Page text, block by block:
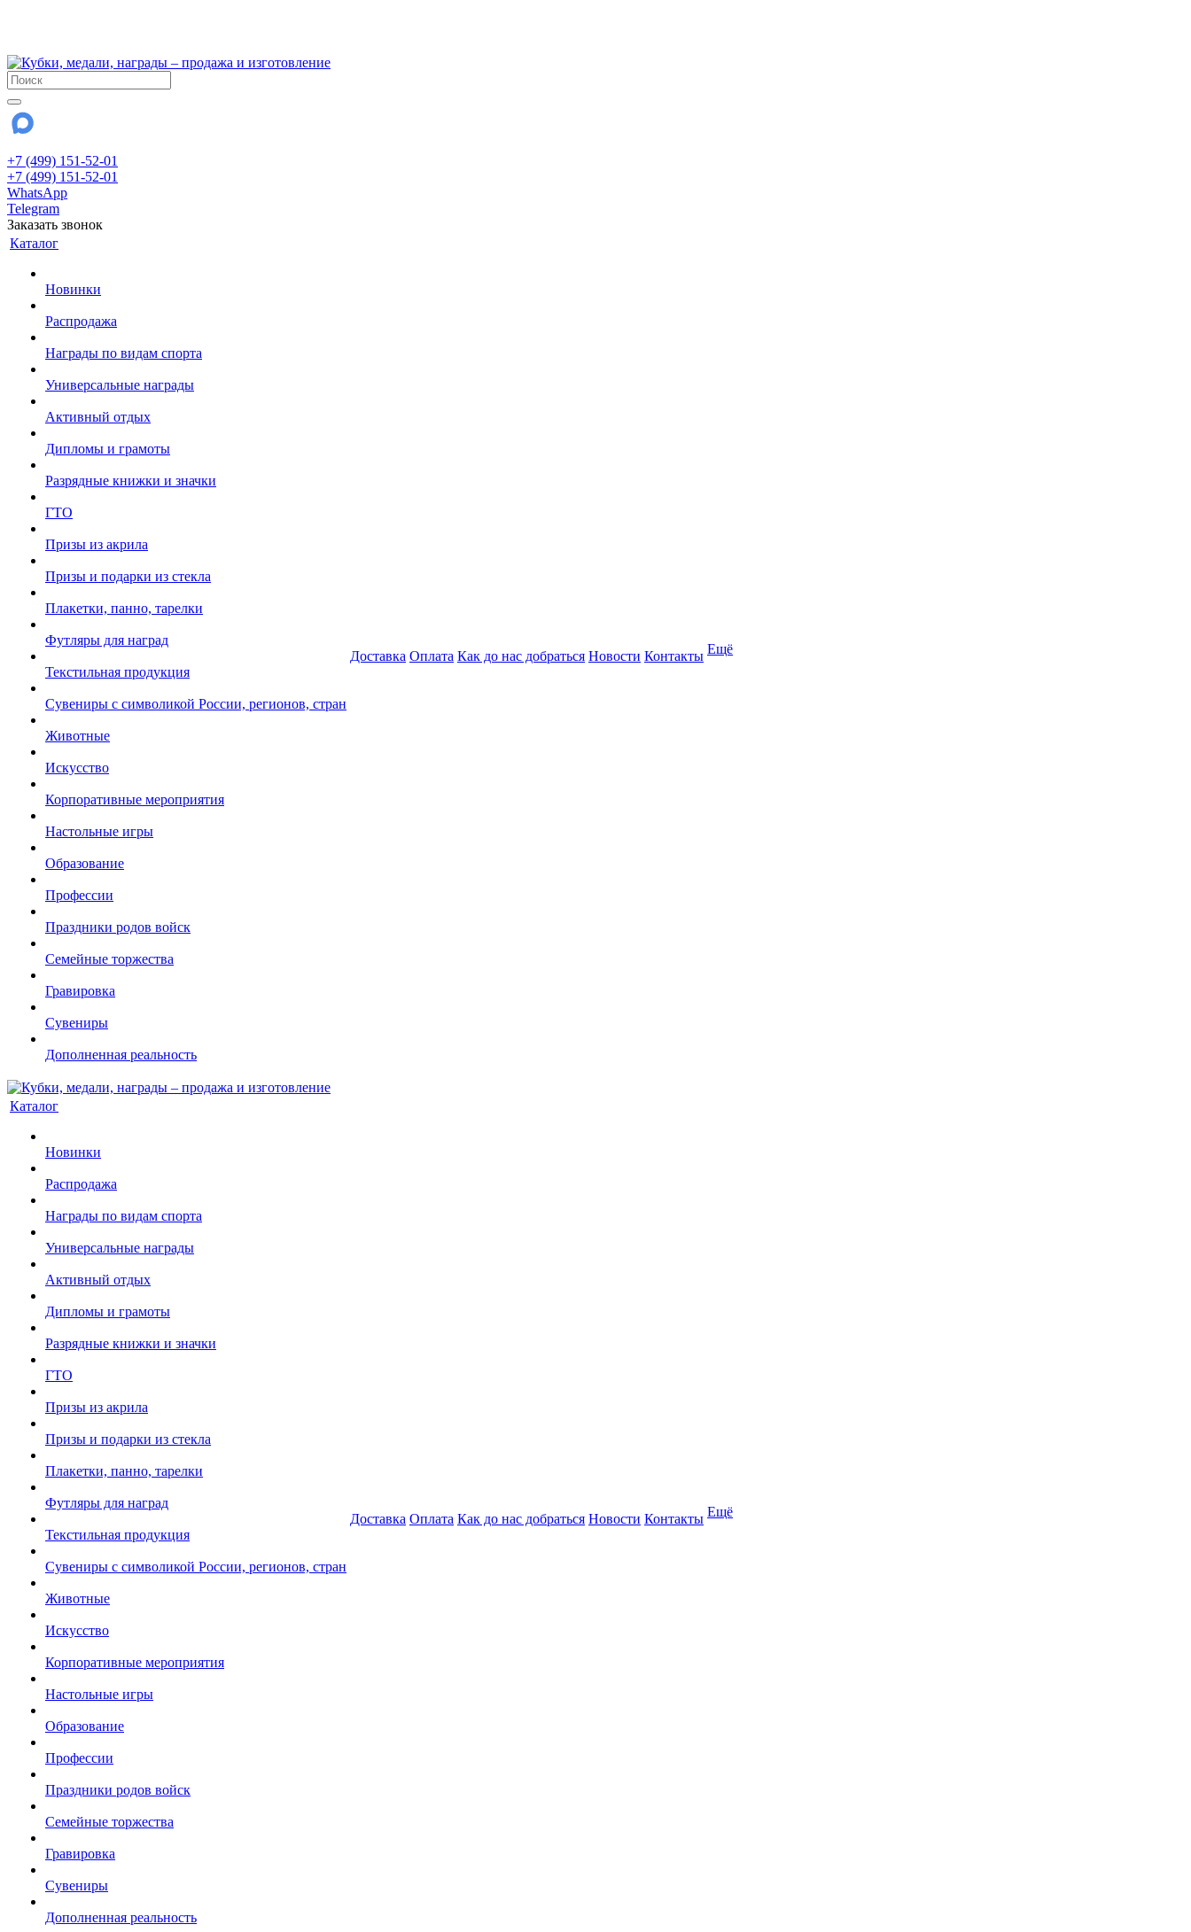
+7 (499) 151-52-01
+7 (499) 151-52-01
WhatsApp
Telegram
Заказать звонок
Каталог
Новинки
Распродажа
Награды по видам спорта
Универсальные награды
Активный отдых
Дипломы и грамоты
Разрядные книжки и значки
ГТО
Призы из акрила
Призы и подарки из стекла
Плакетки, панно, тарелки
Футляры для наград
Текстильная продукция
Сувениры с символикой России, регионов, стран
Животные
Искусство
Корпоративные мероприятия
Настольные игры
Образование
Профессии
Праздники родов войск
Семейные торжества
Гравировка
Сувениры
Дополненная реальность
Доставка Оплата Как до нас добраться Новости Контакты Ещё
Каталог
Новинки
Распродажа
Награды по видам спорта
Универсальные награды
Активный отдых
Дипломы и грамоты
Разрядные книжки и значки
ГТО
Призы из акрила
Призы и подарки из стекла
Плакетки, панно, тарелки
Футляры для наград
Текстильная продукция
Сувениры с символикой России, регионов, стран
Животные
Искусство
Корпоративные мероприятия
Настольные игры
Образование
Профессии
Праздники родов войск
Семейные торжества
Гравировка
Сувениры
Дополненная реальность
Доставка Оплата Как до нас добраться Новости Контакты Ещё